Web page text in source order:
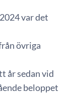
var det
övriga
år sedan vid
beloppet